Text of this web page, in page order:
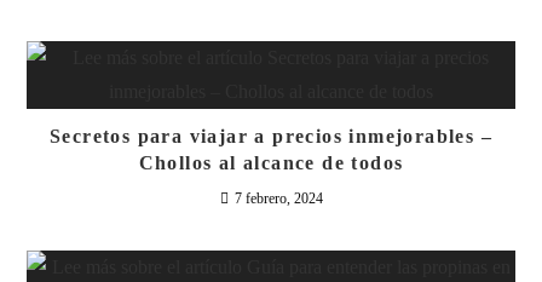
Secretos para viajar a precios inmejorables –
Chollos al alcance de todos
7 febrero, 2024